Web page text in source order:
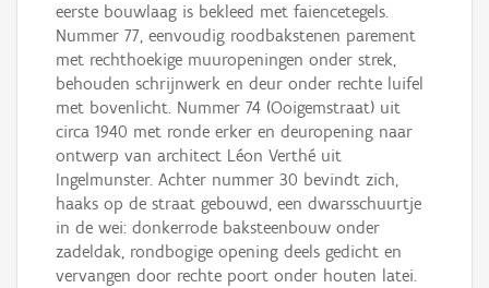
eerste bouwlaag is bekleed met faiencetegels.
Nummer 77, eenvoudig roodbakstenen parement
met rechthoekige muuropeningen onder strek,
behouden schrijnwerk en deur onder rechte luifel
met bovenlicht. Nummer 74 (Ooigemstraat) uit
circa 1940 met ronde erker en deuropening naar
ontwerp van architect Léon Verthé uit
Ingelmunster. Achter nummer 30 bevindt zich,
haaks op de straat gebouwd, een dwarsschuurtje
in de wei: donkerrode baksteenbouw onder
zadeldak, rondbogige opening deels gedicht en
vervangen door rechte poort onder houten latei.